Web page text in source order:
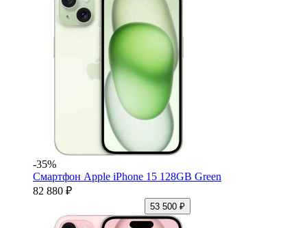
-35%
Смартфон Apple iPhone 15 128GB Green
82 880 ₽
53 500 ₽